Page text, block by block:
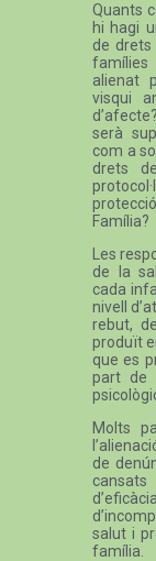
Quants
hi hagi
de
famílies
alienat
visqui
serà
com a
drets
Família?
Les
de la
cada
nivell
rebut,
produït
que es
part de
Molts
de
salut i
família.